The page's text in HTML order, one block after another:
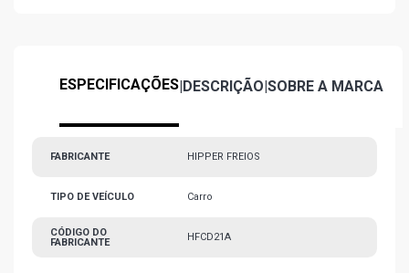
ESPECIFICAÇÕES|DESCRIÇÃO|SOBRE A MARCA
FABRICANTE HIPPER FREIOS
TIPO DE VEÍCULO Carro
CÓDIGO DO
FABRICANTE
HFCD21A